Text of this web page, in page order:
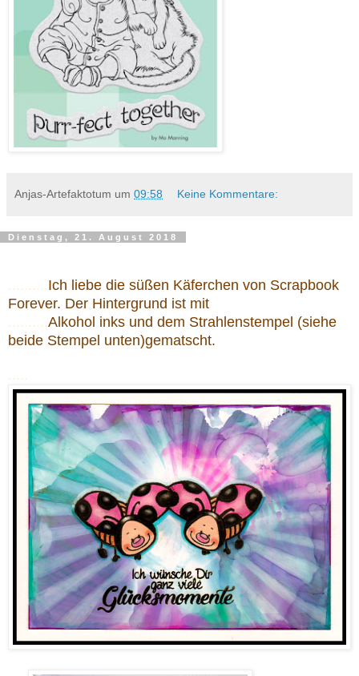
Anjas-Artefaktotum um 09:58 Keine Kommentare:
Dienstag, 21. August 2018
..........Ich liebe die süßen Käferchen von Scrapbook
Forever. Der Hintergrund ist mit
..........Alkohol inks und dem Strahlenstempel (siehe
beide Stempel unten)gematscht.
.....